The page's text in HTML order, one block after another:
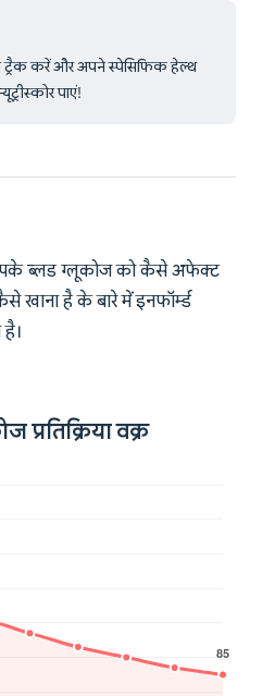
करें और अपने स्पेसिफिक हेल्थ
पाएं!
ब्लड ग्लूकोज को कैसे अफेक्ट
है के बारे में इनफॉर्म्ड
प्रतिक्रिया वक्र